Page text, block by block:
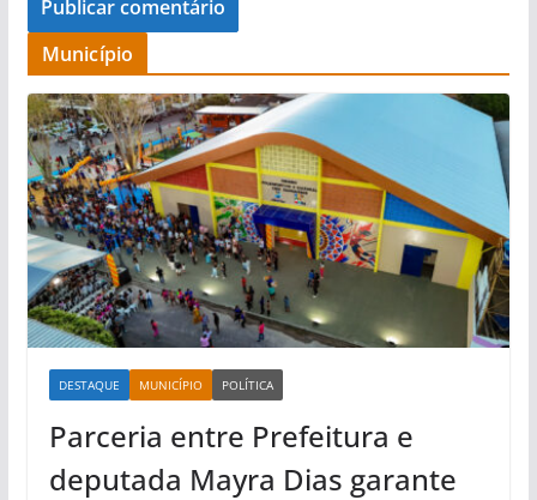
Município
DESTAQUE MUNICÍPIO POLÍTICA
Parceria entre Prefeitura e
deputada Mayra Dias garante